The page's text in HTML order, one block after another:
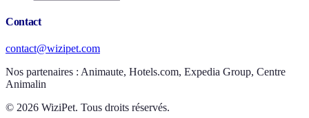
Contact
contact@wizipet.com
Nos partenaires : Animaute, Hotels.com, Expedia Group, Centre
Animalin
© 2026 WiziPet. Tous droits réservés.